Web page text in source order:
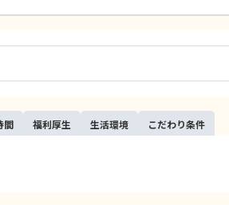
間 福利厚生 生活環境 こだわり条件